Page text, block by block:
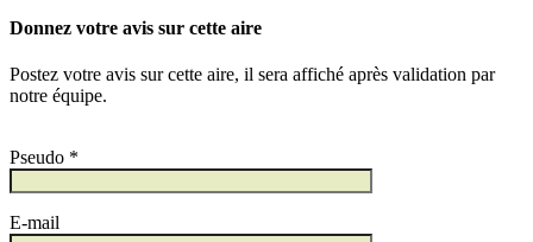
Donnez votre avis sur cette aire
Postez votre avis sur cette aire, il sera affiché après validation par
notre équipe.
Pseudo *
E-mail